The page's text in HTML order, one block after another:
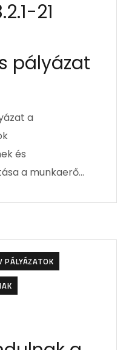
21
pályázat
a
és
a munkaerő…
PÁLYÁZATOK